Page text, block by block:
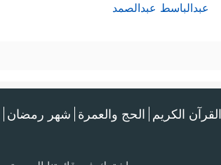
عبدالباسط عبدالصمد
القرآن الكريم الحج والعمرة شهر رمضان